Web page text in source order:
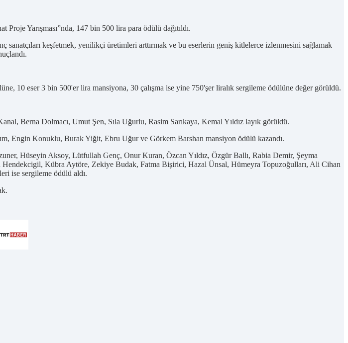
Yarışması”nda, 147 bin 500 lira para ödülü dağıtıldı.
sanatçıları keşfetmek, yenilikçi üretimleri arttırmak ve bu eserlerin geniş kitlelerce izlenmesini sağlamak
10 eser 3 bin 500'er lira mansiyona, 30 çalışma ise yine 750'şer liralık sergileme ödülüne değer görüldü.
Berna Dolmacı, Umut Şen, Sıla Uğurlu, Rasim Sarıkaya, Kemal Yıldız layık görüldü.
Engin Konuklu, Burak Yiğit, Ebru Uğur ve Görkem Barshan mansiyon ödülü kazandı.
Hüseyin Aksoy, Lütfullah Genç, Onur Kuran, Özcan Yıldız, Özgür Ballı, Rabia Demir, Şeyma
Kübra Aytöre, Zekiye Budak, Fatma Bişirici, Hazal Ünsal, Hümeyra Topuzoğulları, Ali Cihan
ise sergileme ödülü aldı.